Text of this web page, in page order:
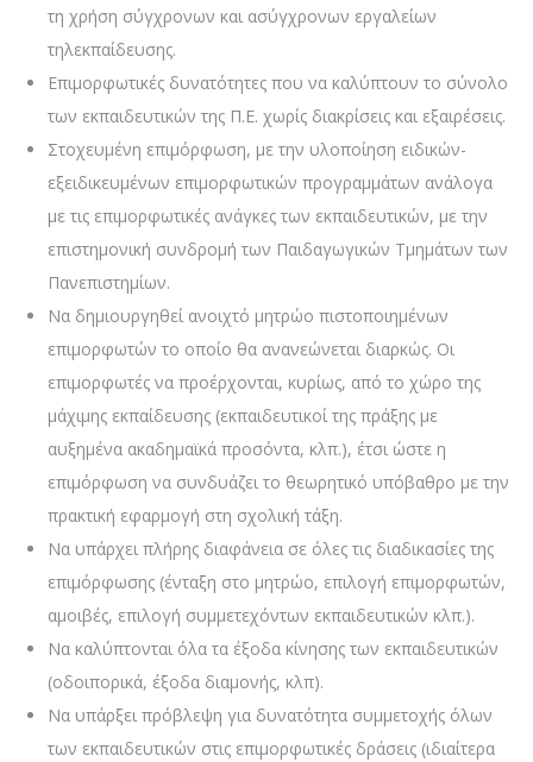
τη χρήση σύγχρονων και ασύγχρονων εργαλείων
τηλεκπαίδευσης.
Επιμορφωτικές δυνατότητες που να καλύπτουν το σύνολο
των εκπαιδευτικών της Π.Ε. χωρίς διακρίσεις και εξαιρέσεις.
Στοχευμένη επιμόρφωση, με την υλοποίηση ειδικών-
εξειδικευμένων επιμορφωτικών προγραμμάτων ανάλογα
με τις επιμορφωτικές ανάγκες των εκπαιδευτικών, με την
επιστημονική συνδρομή των Παιδαγωγικών Τμημάτων των
Πανεπιστημίων.
Να δημιουργηθεί ανοιχτό μητρώο πιστοποιημένων
επιμορφωτών το οποίο θα ανανεώνεται διαρκώς. Οι
επιμορφωτές να προέρχονται, κυρίως, από το χώρο της
μάχιμης εκπαίδευσης (εκπαιδευτικοί της πράξης με
αυξημένα ακαδημαϊκά προσόντα, κλπ.), έτσι ώστε η
επιμόρφωση να συνδυάζει το θεωρητικό υπόβαθρο με την
πρακτική εφαρμογή στη σχολική τάξη.
Να υπάρχει πλήρης διαφάνεια σε όλες τις διαδικασίες της
επιμόρφωσης (ένταξη στο μητρώο, επιλογή επιμορφωτών,
αμοιβές, επιλογή συμμετεχόντων εκπαιδευτικών κλπ.).
Να καλύπτονται όλα τα έξοδα κίνησης των εκπαιδευτικών
(οδοιπορικά, έξοδα διαμονής, κλπ).
Να υπάρξει πρόβλεψη για δυνατότητα συμμετοχής όλων
των εκπαιδευτικών στις επιμορφωτικές δράσεις (ιδιαίτερα